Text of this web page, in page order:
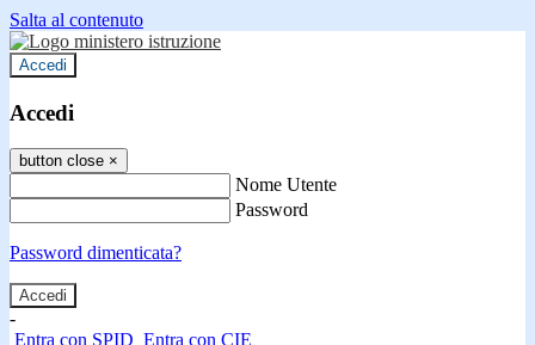
Salta al contenuto
Accedi
Accedi
button close ×
Nome Utente
Password
Password dimenticata?
-
Entra con SPID Entra con CIE